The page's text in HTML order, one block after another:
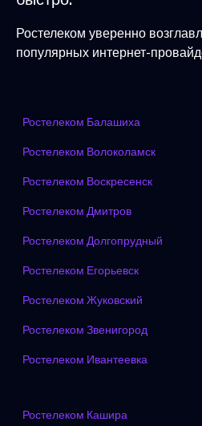
Ростелеком уверенно
популярных интернет-
Ростелеком Балашиха
Ростелеком Волоколамск
Ростелеком Воскресенск
Ростелеком Дмитров
Ростелеком Долгопрудный
Ростелеком Егорьевск
Ростелеком Жуковский
Ростелеком Звенигород
Ростелеком Ивантеевка
Ростелеком Кашира